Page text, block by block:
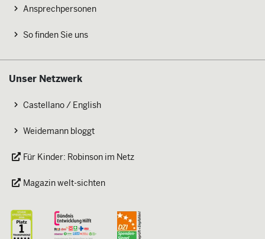
Ansprechpersonen
So finden Sie uns
Unser Netzwerk
Castellano / English
Weidemann bloggt
Für Kinder: Robinson im Netz
Magazin welt-sichten